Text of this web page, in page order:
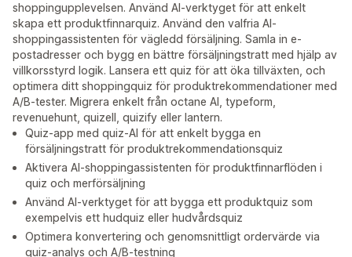
shoppingupplevelsen. Använd AI-verktyget för att enkelt
skapa ett produktfinnarquiz. Använd den valfria AI-
shoppingassistenten för vägledd försäljning. Samla in e-
postadresser och bygg en bättre försäljningstratt med hjälp av
villkorsstyrd logik. Lansera ett quiz för att öka tillväxten, och
optimera ditt shoppingquiz för produktrekommendationer med
A/B-tester. Migrera enkelt från octane AI, typeform,
revenuehunt, quizell, quizify eller lantern.
Quiz-app med quiz-AI för att enkelt bygga en
försäljningstratt för produktrekommendationsquiz
Aktivera AI-shoppingassistenten för produktfinnarflöden i
quiz och merförsäljning
Använd AI-verktyget för att bygga ett produktquiz som
exempelvis ett hudquiz eller hudvårdsquiz
Optimera konvertering och genomsnittligt ordervärde via
quiz-analys och A/B-testning